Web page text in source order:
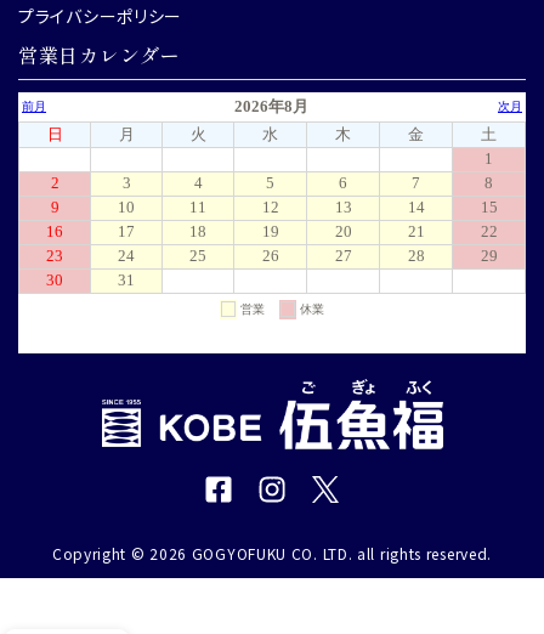
プライバシーポリシー
営業日カレンダー
Copyright © 2026 GOGYOFUKU CO. LTD. all rights reserved.